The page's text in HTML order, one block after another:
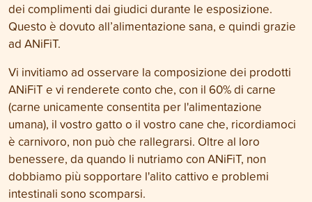
dei complimenti dai giudici durante le esposizione.
Questo è dovuto all’alimentazione sana, e quindi grazie
ad ANiFiT.
Vi invitiamo ad osservare la composizione dei prodotti
ANiFiT e vi renderete conto che, con il 60% di carne
(carne unicamente consentita per l'alimentazione
umana), il vostro gatto o il vostro cane che, ricordiamoci
è carnivoro, non può che rallegrarsi. Oltre al loro
benessere, da quando li nutriamo con ANiFiT, non
dobbiamo più sopportare l'alito cattivo e problemi
intestinali sono scomparsi.